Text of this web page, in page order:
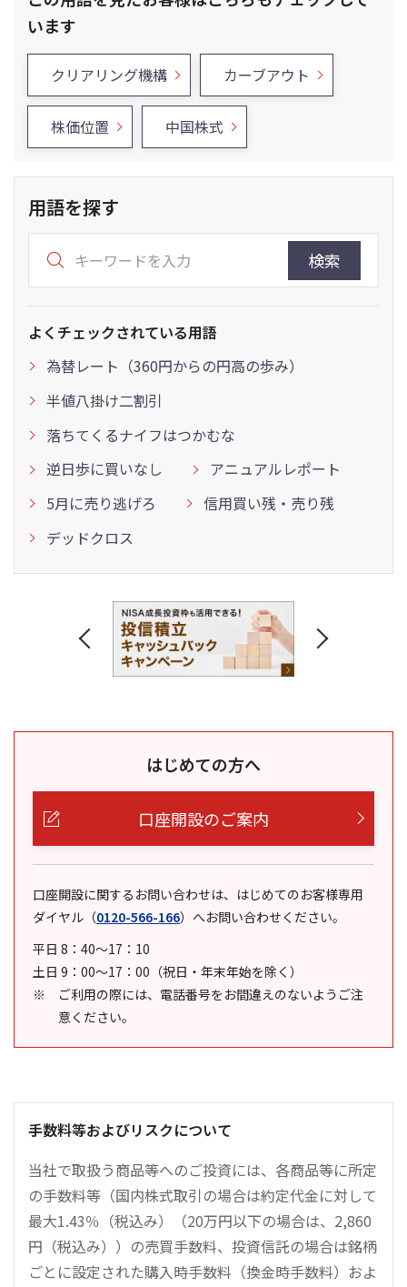
います
クリアリング機構 カーブアウト
株価位置 中国株式
用語を探す
検索
よくチェックされている用語
為替レート（360円からの円高の歩み）
半値八掛け二割引
落ちてくるナイフはつかむな
逆日歩に買いなし
アニュアルレポート
5月に売り逃げろ
信用買い残・売り残
デッドクロス
はじめての方へ
口座開設のご案内
口座開設に関するお問い合わせは、はじめてのお客様専用
ダイヤル （0120-566-166） へお問い合わせください。
平日 8：40～17：10
土日 9：00～17：00（祝日・年末年始を除く）
ご利用の際には、電話番号をお間違えのないようご注
意ください。
手数料等およびリスクについて
当社で取扱う商品等へのご投資には、各商品等に所定
の手数料等（国内株式取引の場合は約定代金に対して
最大1.43％（税込み）（20万円以下の場合は、2,860
円（税込み））の売買手数料、投資信託の場合は銘柄
ごとに設定された購入時手数料（換金時手数料）およ